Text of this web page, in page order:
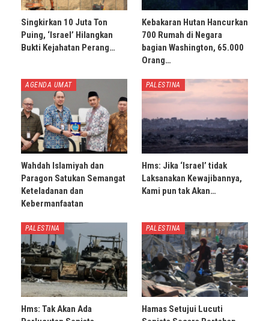
Singkirkan 10 Juta Ton
Puing, ‘Israel’ Hilangkan
Bukti Kejahatan Perang…
Kebakaran Hutan Hancurkan
700 Rumah di Negara
bagian Washington, 65.000
Orang…
AGENDA UMAT
Wahdah Islamiyah dan
Paragon Satukan Semangat
Keteladanan dan
Kebermanfaatan
PALESTINA
Hms: Jika ‘Israel’ tidak
Laksanakan Kewajibannya,
Kami pun tak Akan…
PALESTINA
Hms: Tak Akan Ada
PALESTINA
Hamas Setujui Lucuti